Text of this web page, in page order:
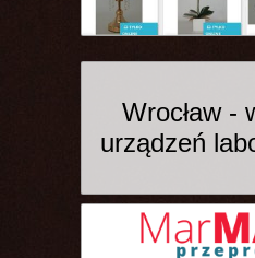
Wrocław -
urządzeń